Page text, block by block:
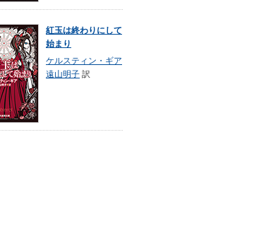
紅玉は終わりにして
始まり
ケルスティン・ギア
遠山明子 訳